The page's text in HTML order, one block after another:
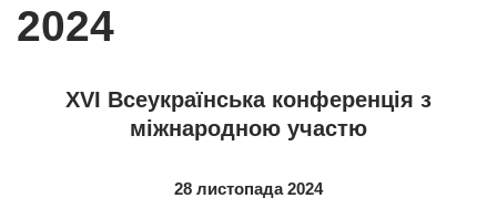
2024
XVI Всеукраїнська конференція з
міжнародною участю
28 листопада 2024